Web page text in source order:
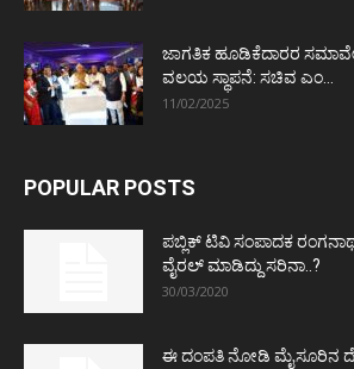
ಜಾಗತಿಕ ಹೂಡಿಕೆದಾರರ
ವಲಯ ಸ್ಥಾಪನೆ: ಸಚಿವ ಎಂ...
11/02/2025
POPULAR POSTS
ಪಬ್ಲಿಕ್ ಟಿವಿ ಸಂಪಾದಕ
ವೈರಲ್ ಮಾಡಿದ್ದು ಸರಿನಾ..?
30/03/2020
ಈ ದಂಪತಿ ನೋಡಿ ಮೈಸೂರಿನ